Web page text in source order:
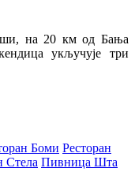
на 20 км од Бања
укључује три
Боми Ресторан
Стела Пивница Шта